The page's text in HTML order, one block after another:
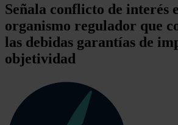
Señala conflicto de interés
organismo regulador que
las debidas garantías de
objetividad